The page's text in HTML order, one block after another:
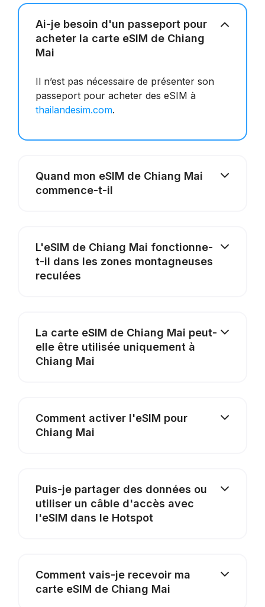
Ai-je besoin d'un passeport pour
acheter la carte eSIM de Chiang
Mai
Il n’est pas nécessaire de présenter son
passeport pour acheter des eSIM à
thailandesim.com.
Quand mon eSIM de Chiang Mai
commence-t-il
L'eSIM de Chiang Mai fonctionne-
t-il dans les zones montagneuses
reculées
La carte eSIM de Chiang Mai peut-
elle être utilisée uniquement à
Chiang Mai
Comment activer l'eSIM pour
Chiang Mai
Puis-je partager des données ou
utiliser un câble d'accès avec
l'eSIM dans le Hotspot
Comment vais-je recevoir ma
carte eSIM de Chiang Mai